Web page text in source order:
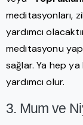
meditasyonları,
yardımcı
meditasyonu
sağlar. Ya hep ya
yardımcı olur.
3. Mum ve